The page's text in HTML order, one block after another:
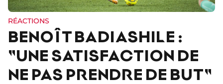
RÉACTIONS
BENOÎT BADIASHILE :
"UNE SATISFACTION DE
NE PAS PRENDRE DE BUT"